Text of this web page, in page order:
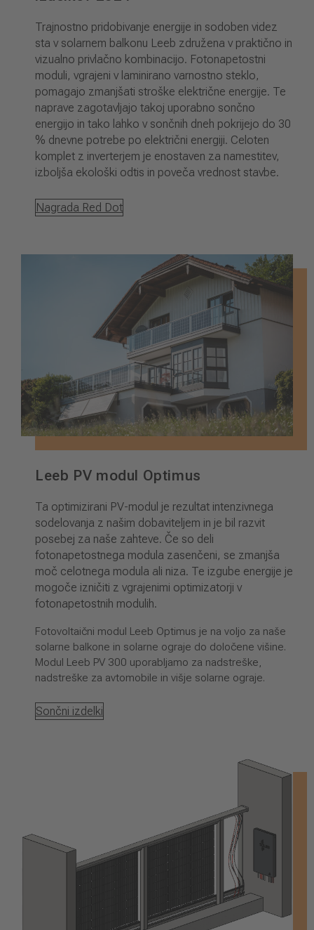
Trajnostno pridobivanje energije in sodoben videz
sta v solarnem balkonu Leeb združena v praktično in
vizualno privlačno kombinacijo. Fotonapetostni
moduli, vgrajeni v laminirano varnostno steklo,
pomagajo zmanjšati stroške električne energije. Te
naprave zagotavljajo takoj uporabno sončno
energijo in tako lahko v sončnih dneh pokrijejo do 30
% dnevne potrebe po električni energiji. Celoten
komplet z inverterjem je enostaven za namestitev,
izboljša ekološki odtis in poveča vrednost stavbe.
Nagrada Red Dot
Leeb PV modul Optimus
Ta optimizirani PV-modul je rezultat intenzivnega
sodelovanja z našim dobaviteljem in je bil razvit
posebej za naše zahteve. Če so deli
fotonapetostnega modula zasenčeni, se zmanjša
moč celotnega modula ali niza. Te izgube energije je
mogoče izničiti z vgrajenimi optimizatorji v
fotonapetostnih modulih.
Fotovoltaični modul Leeb Optimus je na voljo za naše
solarne balkone in solarne ograje do določene višine.
Modul Leeb PV 300 uporabljamo za nadstreške,
nadstreške za avtomobile in višje solarne ograje.
Sončni izdelki